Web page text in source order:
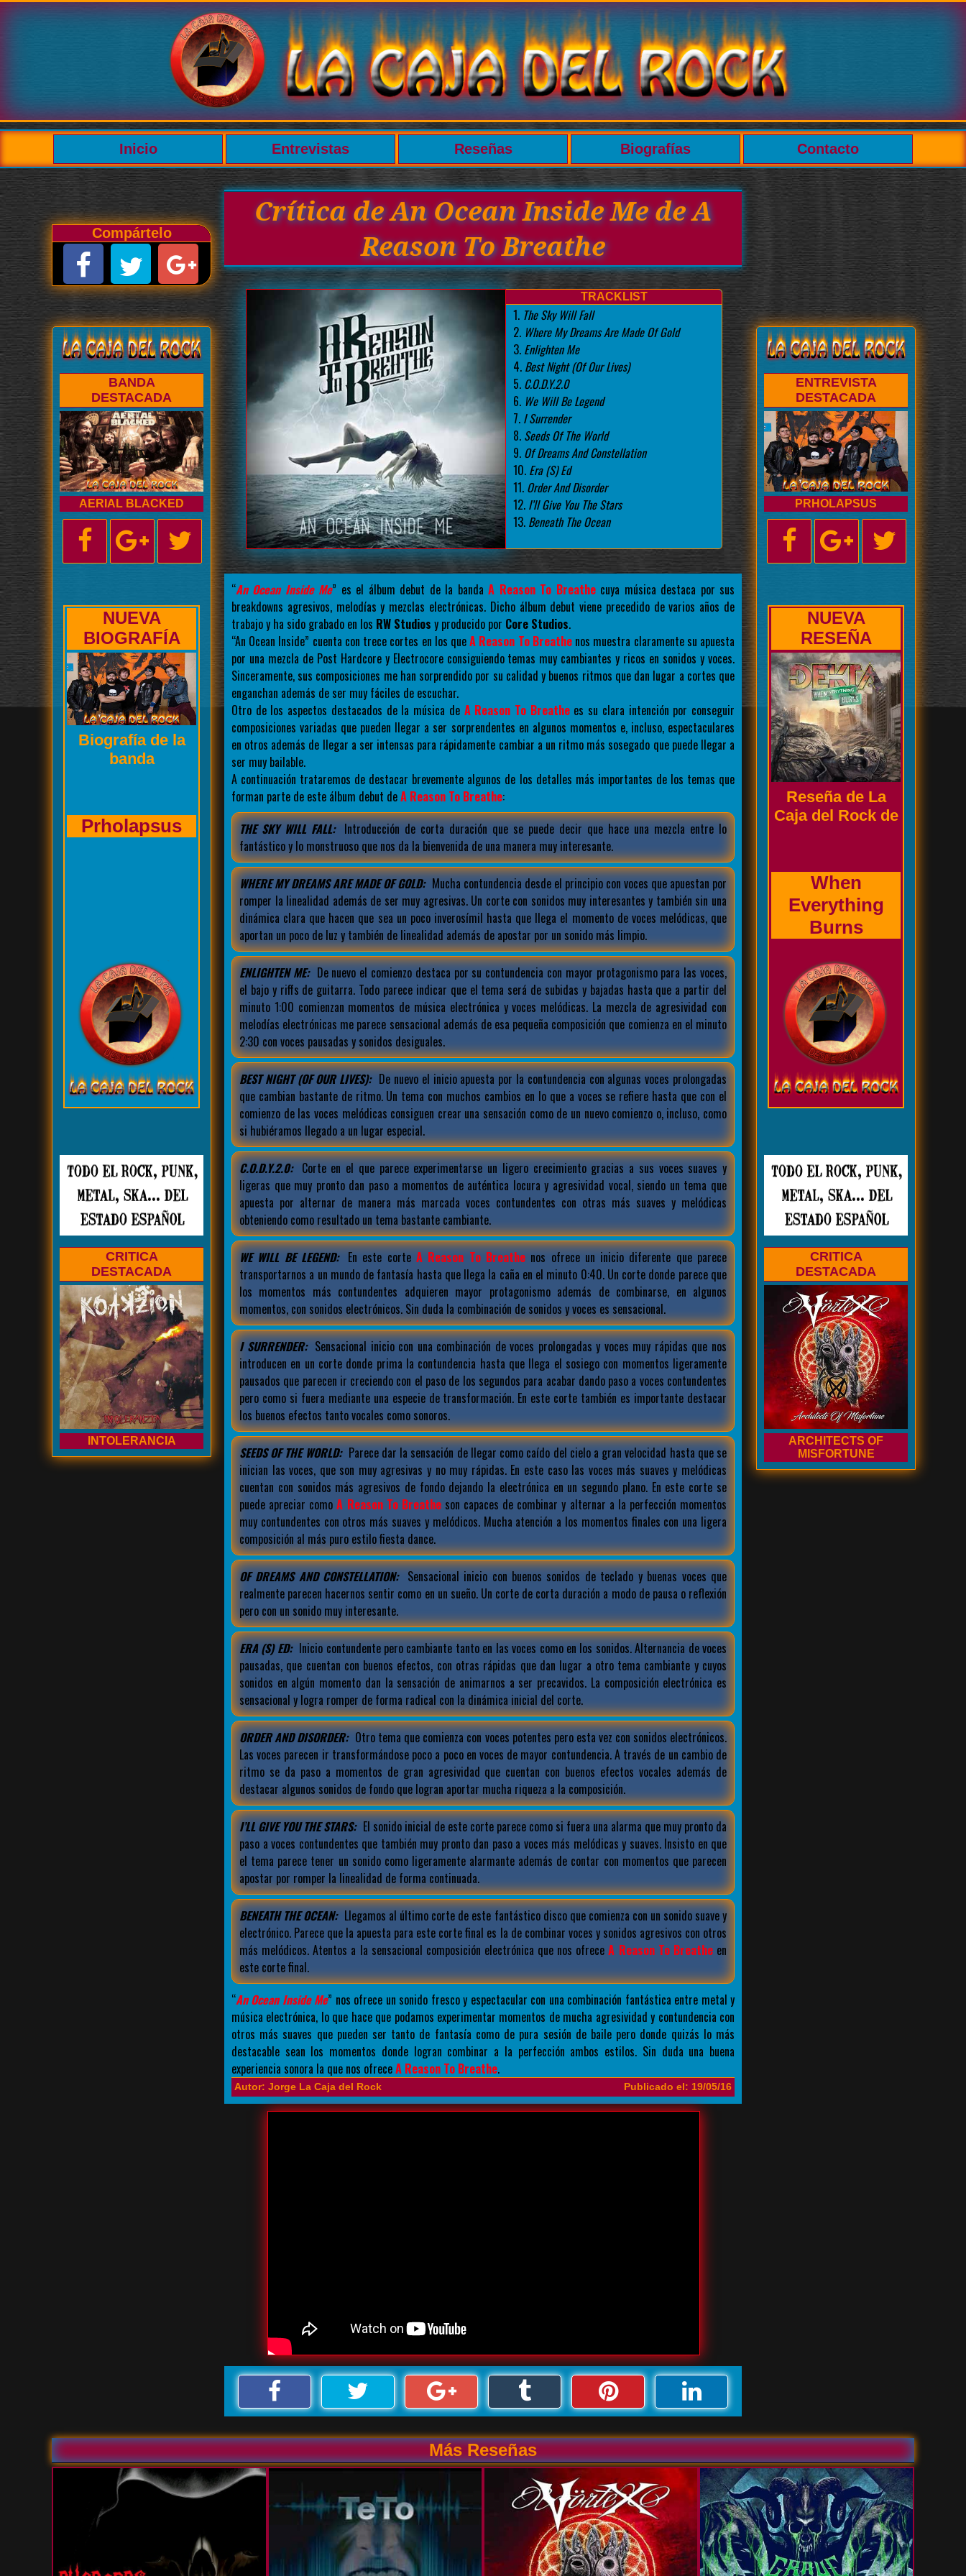
Inicio Entrevistas Reseñas Biografías Contacto
BANDA
DESTACADA
AERIAL BLACKED
NUEVA
ENTREVISTA
Entrevista de La
Caja del Rock a
Kasuales
CRITICA
DESTACADA
INTOLERANCIA
ENTREVISTA
DESTACADA
PRHOLAPSUS
NUEVA
BIOGRAFÍA
Biografía de la
banda
Prholapsus
CRITICA
DESTACADA
ARCHITECTS OF
MISFORTUNE
Crítica de An Ocean Inside Me de A
Reason To Breathe
Compártelo
TRACKLIST
1. The Sky Will Fall
2. Where My Dreams Are Made Of Gold
3. Enlighten Me
4. Best Night (Of Our Lives)
5. C.O.D.Y.2.0
6. We Will Be Legend
7. I Surrender
8. Seeds Of The World
9. Of Dreams And Constellation
10. Era (S) Ed
11. Order And Disorder
12. I’ll Give You The Stars
13. Beneath The Ocean
“An Ocean Inside Me” es el álbum debut de la bandaA Reason To Breathecuya música destaca por sus
breakdowns agresivos, melodías y mezclas electrónicas. Dicho álbum debut viene precedido de varios años de
trabajo y ha sido grabado en los RW Studios y producido por Core Studios.
“An Ocean Inside” cuenta con trece cortes en los queA Reason To Breathenos muestra claramente su apuesta
por una mezcla de Post Hardcore y Electrocore consiguiendo temas muy cambiantes y ricos en sonidos y voces.
Sinceramente, sus composiciones me han sorprendido por su calidad y buenos ritmos que dan lugar a cortes que
enganchan además de ser muy fáciles de escuchar.
Otro de los aspectos destacados de la música de A Reason To Breathees su clara intención por conseguir
composiciones variadas que pueden llegar a ser sorprendentes en algunos momentos e, incluso, espectaculares
en otros además de llegar a ser intensas para rápidamente cambiar a un ritmo más sosegado que puede llegar a
ser muy bailable.
A continuación trataremos de destacar brevemente algunos de los detalles más importantes de los temas que
forman parte de este álbum debut deA Reason To Breathe:
THE SKY WILL FALL: Introducción de corta duración que se puede decir que hace una mezcla entre lo
fantástico y lo monstruoso que nos da la bienvenida de una manera muy interesante.
WHERE MY DREAMS ARE MADE OF GOLD: Mucha contundencia desde el principio con voces que apuestan por
romper la linealidad además de ser muy agresivas. Un corte con sonidos muy interesantes y también sin una
dinámica clara que hacen que sea un poco inverosímil hasta que llega el momento de voces melódicas, que
aportan un poco de luz y también de linealidad además de apostar por un sonido más limpio.
ENLIGHTEN ME: De nuevo el comienzo destaca por su contundencia con mayor protagonismo para las voces,
el bajo y riffs de guitarra. Todo parece indicar que el tema será de subidas y bajadas hasta que a partir del
minuto 1:00 comienzan momentos de música electrónica y voces melódicas. La mezcla de agresividad con
melodías electrónicas me parece sensacional además de esa pequeña composición que comienza en el minuto
2:30 con voces pausadas y sonidos desiguales.
BEST NIGHT (OF OUR LIVES): De nuevo el inicio apuesta por la contundencia con algunas voces prolongadas
que cambian bastante de ritmo. Un tema con muchos cambios en lo que a voces se refiere hasta que con el
comienzo de las voces melódicas consiguen crear una sensación como de un nuevo comienzo o, incluso, como
si hubiéramos llegado a un lugar especial.
C.O.D.Y.2.0: Corte en el que parece experimentarse un ligero crecimiento gracias a sus voces suaves y
ligeras que muy pronto dan paso a momentos de auténtica locura y agresividad vocal, siendo un tema que
apuesta por alternar de manera más marcada voces contundentes con otras más suaves y melódicas
obteniendo como resultado un tema bastante cambiante.
WE WILL BE LEGEND: En este corteA Reason To Breathenos ofrece un inicio diferente que parece
transportarnos a un mundo de fantasía hasta que llega la caña en el minuto 0:40. Un corte donde parece que
los momentos más contundentes adquieren mayor protagonismo además de combinarse, en algunos
momentos, con sonidos electrónicos. Sin duda la combinación de sonidos y voces es sensacional.
I SURRENDER: Sensacional inicio con una combinación de voces prolongadas y voces muy rápidas que nos
introducen en un corte donde prima la contundencia hasta que llega el sosiego con momentos ligeramente
pausados que parecen ir creciendo con el paso de los segundos para acabar dando paso a voces contundentes
pero como si fuera mediante una especie de transformación. En este corte también es importante destacar
los buenos efectos tanto vocales como sonoros.
SEEDS OF THE WORLD: Parece dar la sensación de llegar como caído del cielo a gran velocidad hasta que se
inician las voces, que son muy agresivas y no muy rápidas. En este caso las voces más suaves y melódicas
cuentan con sonidos más agresivos de fondo dejando la electrónica en un segundo plano. En este corte se
puede apreciar comoA Reason To Breatheson capaces de combinar y alternar a la perfección momentos
muy contundentes con otros más suaves y melódicos. Mucha atención a los momentos finales con una ligera
composición al más puro estilo fiesta dance.
OF DREAMS AND CONSTELLATION: Sensacional inicio con buenos sonidos de teclado y buenas voces que
realmente parecen hacernos sentir como en un sueño. Un corte de corta duración a modo de pausa o reflexión
pero con un sonido muy interesante.
ERA (S) ED: Inicio contundente pero cambiante tanto en las voces como en los sonidos. Alternancia de voces
pausadas, que cuentan con buenos efectos, con otras rápidas que dan lugar a otro tema cambiante y cuyos
sonidos en algún momento dan la sensación de animarnos a ser precavidos. La composición electrónica es
sensacional y logra romper de forma radical con la dinámica inicial del corte.
ORDER AND DISORDER: Otro tema que comienza con voces potentes pero esta vez con sonidos electrónicos.
Las voces parecen ir transformándose poco a poco en voces de mayor contundencia. A través de un cambio de
ritmo se da paso a momentos de gran agresividad que cuentan con buenos efectos vocales además de
destacar algunos sonidos de fondo que logran aportar mucha riqueza a la composición.
I’LL GIVE YOU THE STARS: El sonido inicial de este corte parece como si fuera una alarma que muy pronto da
paso a voces contundentes que también muy pronto dan paso a voces más melódicas y suaves. Insisto en que
el tema parece tener un sonido como ligeramente alarmante además de contar con momentos que parecen
apostar por romper la linealidad de forma continuada.
BENEATH THE OCEAN: Llegamos al último corte de este fantástico disco que comienza con un sonido suave y
electrónico. Parece que la apuesta para este corte final es la de combinar voces y sonidos agresivos con otros
más melódicos. Atentos a la sensacional composición electrónica que nos ofreceA Reason To Breatheen
este corte final.
“An Ocean Inside Me” nos ofrece un sonido fresco y espectacular con una combinación fantástica entre metal y
música electrónica, lo que hace que podamos experimentar momentos de mucha agresividad y contundencia con
otros más suaves que pueden ser tanto de fantasía como de pura sesión de baile pero donde quizás lo más
destacable sean los momentos donde logran combinar a la perfección ambos estilos. Sin duda una buena
experiencia sonora la que nos ofreceA Reason To Breathe.
Autor: Jorge La Caja del Rock Publicado el: 19/05/16
Más Reseñas